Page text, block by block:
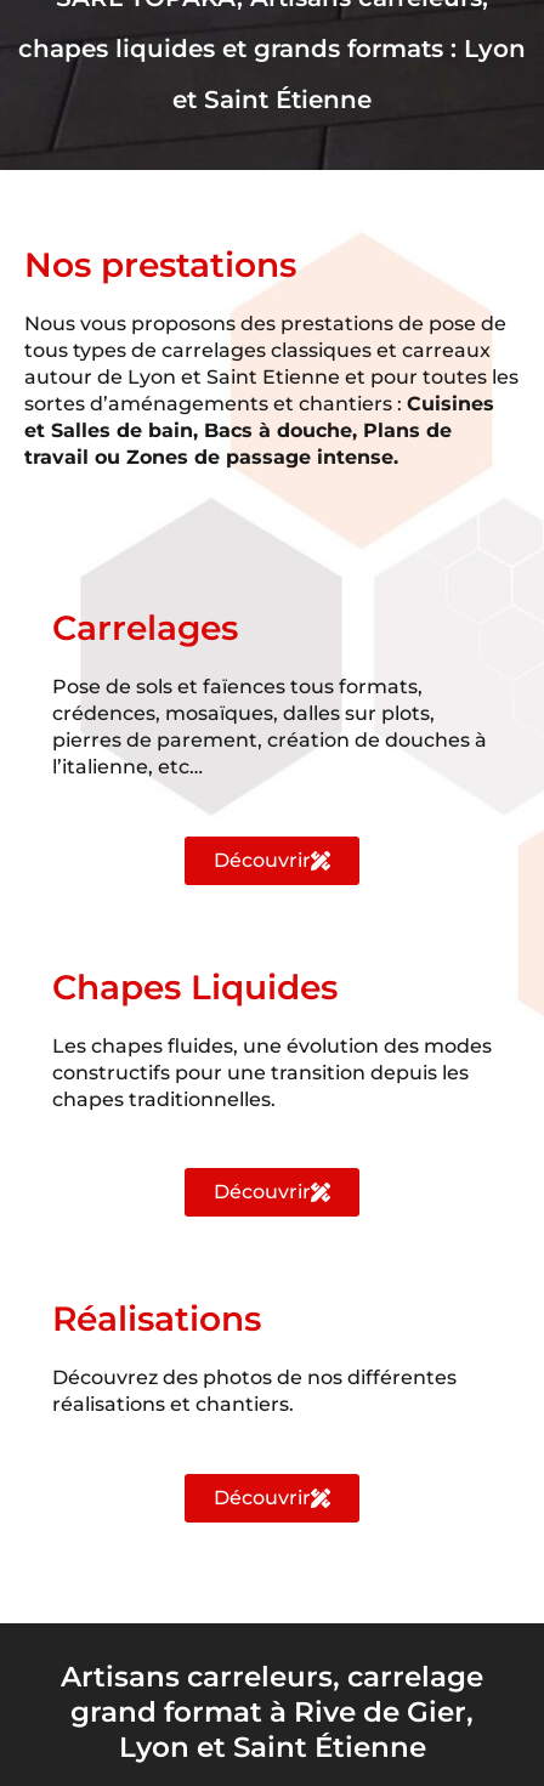
chapes liquides et grands formats : Lyon
et Saint Étienne
Nos prestations
Nous vous proposons des prestations de pose de
tous types de carrelages classiques et carreaux
autour de Lyon et Saint Etienne et pour toutes les
sortes d’aménagements et chantiers : Cuisines
et Salles de bain, Bacs à douche, Plans de
travail ou Zones de passage intense.
Carrelages
Pose de sols et faïences tous formats,
crédences, mosaïques, dalles sur plots,
pierres de parement, création de douches à
l’italienne, etc…
Découvrir
Chapes Liquides
Les chapes fluides, une évolution des modes
constructifs pour une transition depuis les
chapes traditionnelles.
Découvrir
Réalisations
Découvrez des photos de nos différentes
réalisations et chantiers.
Découvrir
Artisans carreleurs, carrelage
grand format à Rive de Gier,
Lyon et Saint Étienne